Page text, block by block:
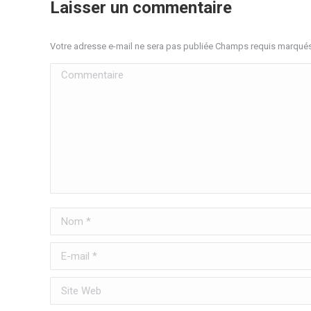
Laisser un commentaire
Votre adresse e-mail ne sera pas publiée Champs requis
Commentaire
Nom *
E-mail *
Site Web